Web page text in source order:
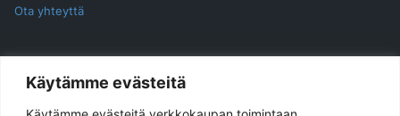
Käytämme evästeitä
Ota yhteyttä
YHTEYSTIEDOT